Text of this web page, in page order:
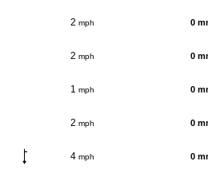
2 mph 0
2 mph 0
1 mph 0
2 mph 0
4 mph 0